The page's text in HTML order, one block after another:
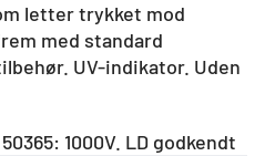
letter trykket mod
med standard
UV-indikator. Uden
1000V. LD godkendt